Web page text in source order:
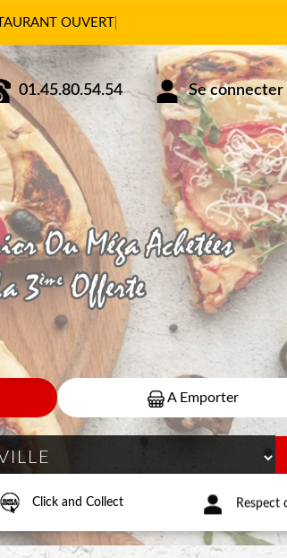
Vous pouvez c
01.45.80.54.54 Se connecter
A Emporter
Click and Collect Respect